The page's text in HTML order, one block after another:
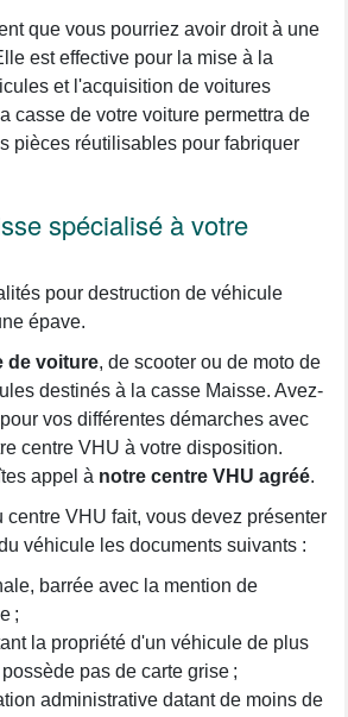
que vous pourriez avoir droit à une
est effective pour la mise à la
et l'acquisition de voitures
casse de votre voiture permettra de
pièces réutilisables pour fabriquer
spécialisé à votre
pour destruction de véhicule
épave.
de voiture, de scooter ou de moto de
destinés à la casse Maisse. Avez-
vos différentes démarches avec
centre VHU à votre disposition.
appel à notre centre VHU agréé.
centre VHU fait, vous devez présenter
véhicule les documents suivants :
barrée avec la mention de
;
la propriété d'un véhicule de plus
pas de carte grise ;
administrative datant de moins de